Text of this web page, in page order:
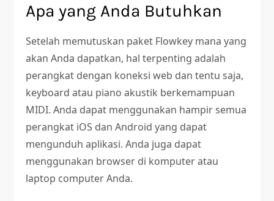
Apa yang Anda Butuhkan
Setelah memutuskan paket Flowkey mana yang
akan Anda dapatkan, hal terpenting adalah
perangkat dengan koneksi web dan tentu saja,
keyboard atau piano akustik berkemampuan
MIDI. Anda dapat menggunakan hampir semua
perangkat iOS dan Android yang dapat
mengunduh aplikasi. Anda juga dapat
menggunakan browser di komputer atau
laptop computer Anda.